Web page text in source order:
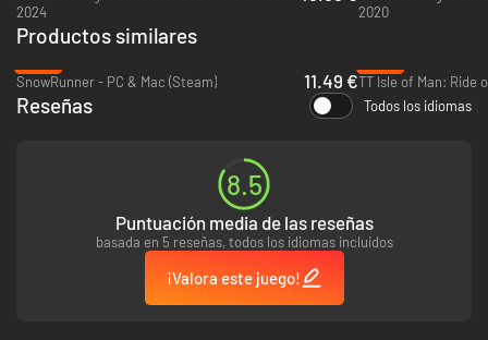
Aeronaves adicionales
• Diamond Aircraft DA40-TDI
• Textron Aviation Beechcraft Baron G58
• Textron Aviation Cessna 152 Aerobat
• Textron Aviation Cessna 172 Skyhawk
• Aeropuerto Schiphol de Ámsterdam (Países Bajos)
• Aeropuerto Internacional de El Cairo (Egipto)
• Aeropuerto Internacional de Ciudad de El Cabo (Sudáfrica)
• Aeropuerto Internacional O’Hare (EE. UU.)
• Aeropuerto Adolfo Suárez Madrid–Barajas (España)
2024
2020
Productos similares
SnowRunner - PC & Mac (Steam)
11.49 €TT Isle of Man: Ride
Reseñas Todos los idiomas
8.5
Puntuación media de las reseñas
basada en 5 reseñas, todos los idiomas incluidos
¡Valora este juego!